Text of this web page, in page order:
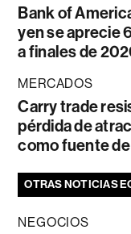
Bank of
yen se aprecie
a finales de
MERCADOS
Carry trade
pérdida de
como fuente
OTRAS NOTICIAS
NEGOCIOS